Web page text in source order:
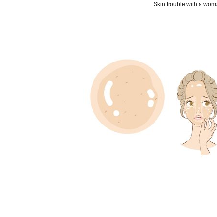
Skin trouble with a